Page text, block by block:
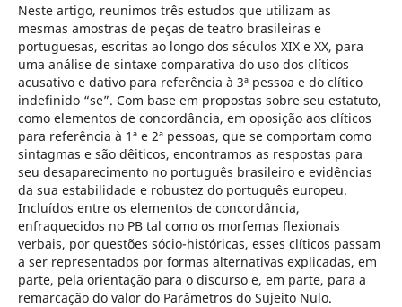
Neste artigo, reunimos três estudos que utilizam as
mesmas amostras de peças de teatro brasileiras e
portuguesas, escritas ao longo dos séculos XIX e XX, para
uma análise de sintaxe comparativa do uso dos clíticos
acusativo e dativo para referência à 3ª pessoa e do clítico
indefinido “se”. Com base em propostas sobre seu estatuto,
como elementos de concordância, em oposição aos clíticos
para referência à 1ª e 2ª pessoas, que se comportam como
sintagmas e são dêiticos, encontramos as respostas para
seu desaparecimento no português brasileiro e evidências
da sua estabilidade e robustez do português europeu.
Incluídos entre os elementos de concordância,
enfraquecidos no PB tal como os morfemas flexionais
verbais, por questões sócio-históricas, esses clíticos passam
a ser representados por formas alternativas explicadas, em
parte, pela orientação para o discurso e, em parte, para a
remarcação do valor do Parâmetros do Sujeito Nulo.